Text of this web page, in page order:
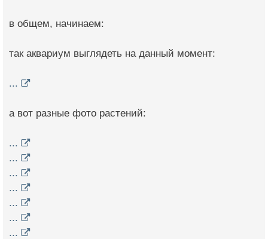
в общем, начинаем:
так аквариум выглядеть на данный момент:
...
а вот разные фото растений:
...
...
...
...
...
...
...